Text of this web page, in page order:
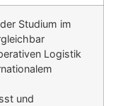
Studium im
Logistik
und